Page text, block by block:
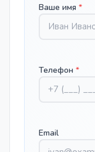
Ваше имя *
Телефон *
Email